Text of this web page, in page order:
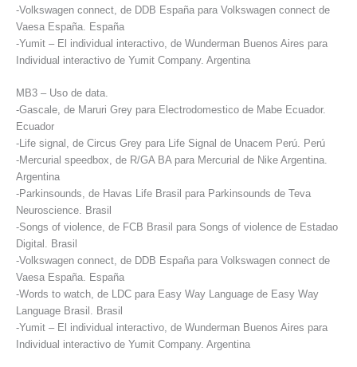
-Volkswagen connect, de DDB España para Volkswagen connect de
Vaesa España. España
-Yumit – El individual interactivo, de Wunderman Buenos Aires para
Individual interactivo de Yumit Company. Argentina
MB3 – Uso de data.
-Gascale, de Maruri Grey para Electrodomestico de Mabe Ecuador.
Ecuador
-Life signal, de Circus Grey para Life Signal de Unacem Perú. Perú
-Mercurial speedbox, de R/GA BA para Mercurial de Nike Argentina.
Argentina
-Parkinsounds, de Havas Life Brasil para Parkinsounds de Teva
Neuroscience. Brasil
-Songs of violence, de FCB Brasil para Songs of violence de Estadao
Digital. Brasil
-Volkswagen connect, de DDB España para Volkswagen connect de
Vaesa España. España
-Words to watch, de LDC para Easy Way Language de Easy Way
Language Brasil. Brasil
-Yumit – El individual interactivo, de Wunderman Buenos Aires para
Individual interactivo de Yumit Company. Argentina